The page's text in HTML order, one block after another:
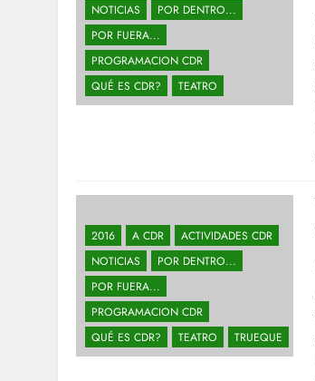
NOTICIAS
POR DENTRO...
POR FUERA...
PROGRAMACION CDR
QUÉ ES CDR?
TEATRO
2016 A CDR
ACTIVIDADES CDR
NOTICIAS
POR DENTRO...
POR FUERA...
PROGRAMACION CDR
QUÉ ES CDR?
TEATRO TRUEQUE